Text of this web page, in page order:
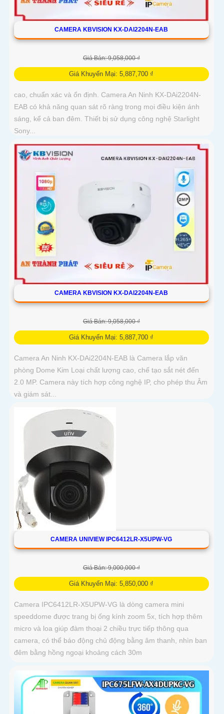
CAMERA KBVISION KX-DAI2204N-EAB
Giá Bán: 9,058,000 ₫
Giá Khuyến Mại: 5,887,700 ₫
cao, chuẩn xác và ổn định. Camera An Ninh KX-DAi2204N-
EAB có khả năng quan sát rõ ràng trong mọi điều kiện ánh
sáng, kể cả ban đêm. Thiết bị sử dụng công nghệ Starlight
Sony...
CAMERA KBVISION KX-DAI2204N-EAB
Giá Bán: 9,058,000 ₫
Giá Khuyến Mại: 5,887,700 ₫
Camera An Ninh KX-DAi2204N-EAB là Camera lắp văn
phòng Dome Kim Loại chất lượng cao, chế tạo sắt nét đến
2.0 MP. Camera này tích hợp công nghệ IP, cho phép thu Âm
và giám sát...
CAMERA UNIVIEW IPC6412LR-X5UPW-VG
Giá Bán: 9,000,000 ₫
Giá Khuyến Mại: 5,850,000 ₫
Camera IPC6412LR-X5UPW-VG là dòng camera mini
speeddome được trang bị ống kính zoom 5x, tích hợp thêm
micro và loa giúp đàm thoại 2 chiều trực tiếp thông qua
camera, có thể báo động chủ động bằng âm thanh, nhìn ban
đêm bằng hồng ngoại khoảng cách 30m